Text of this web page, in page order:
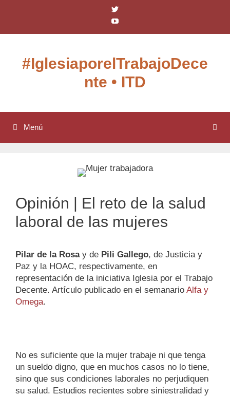
IglesiaxTD
en
YouTube
#IglesiaporelTrabajoDece
nte • ITD
Menú
Opinión | El reto de la salud
laboral de las mujeres
Pilar de la Rosay de Pili Gallego, de Justicia y
Paz y la HOAC, respectivamente, en
representación de la iniciativa Iglesia por el Trabajo
Decente. Artículo publicado en el semanario Alfa y
Omega.
No es suficiente que la mujer trabaje ni que tenga
un sueldo digno, que en muchos casos no lo tiene,
sino que sus condiciones laborales no perjudiquen
su salud. Estudios recientes sobre siniestralidad y